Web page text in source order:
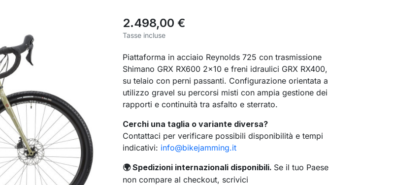
2.498,00 €
Tasse incluse
Piattaforma in acciaio Reynolds 725 con trasmissione
Shimano GRX RX600 2×10 e freni idraulici GRX RX400,
su telaio con perni passanti. Configurazione orientata a
utilizzo gravel su percorsi misti con ampia gestione dei
rapporti e continuità tra asfalto e sterrato.
Cerchi una taglia o variante diversa?
Contattaci per verificare possibili disponibilità e tempi
indicativi: info@bikejamming.it
🌍Spedizioni internazionali disponibili. Se il tuo Paese
non compare al checkout, scrivici